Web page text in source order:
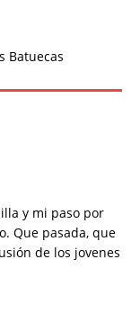
Batuecas
y mi paso por
Que pasada, que
de los jovenes